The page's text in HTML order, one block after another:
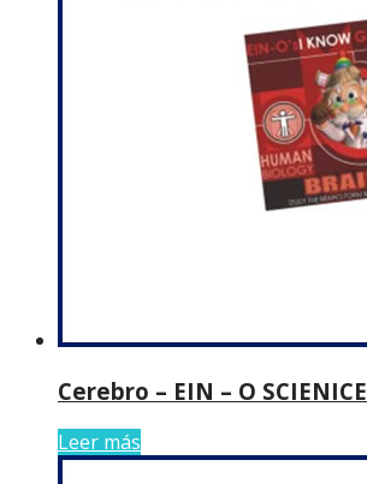
Cerebro – EIN – O SCIENICE
Leer más